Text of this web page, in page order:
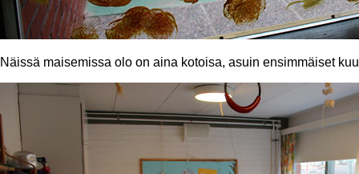
Näissä maisemissa olo on aina kotoisa, asuin ensimmäiset